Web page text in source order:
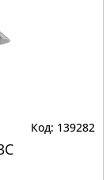
139282